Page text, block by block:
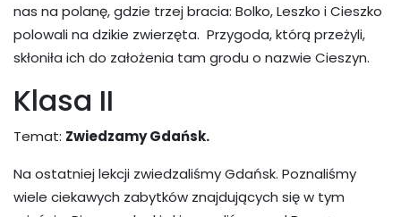
nas na polanę, gdzie trzej bracia: Bolko, Leszko i Cieszko
polowali na dzikie zwierzęta. Przygoda, którą przeżyli,
skłoniła ich do założenia tam grodu o nazwie Cieszyn.
Klasa II
Temat: Zwiedzamy Gdańsk.
Na ostatniej lekcji zwiedzaliśmy Gdańsk. Poznaliśmy
wiele ciekawych zabytków znajdujących się w tym